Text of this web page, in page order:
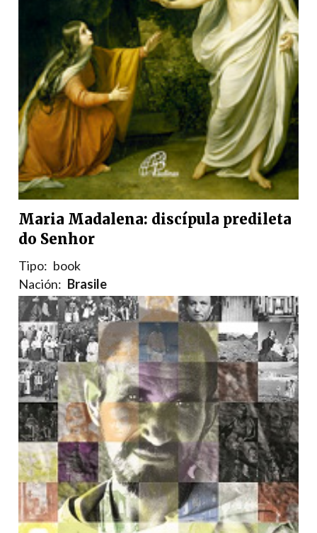
Maria Madalena: discípula predileta
do Senhor
Tipo: book
Nación: Brasile